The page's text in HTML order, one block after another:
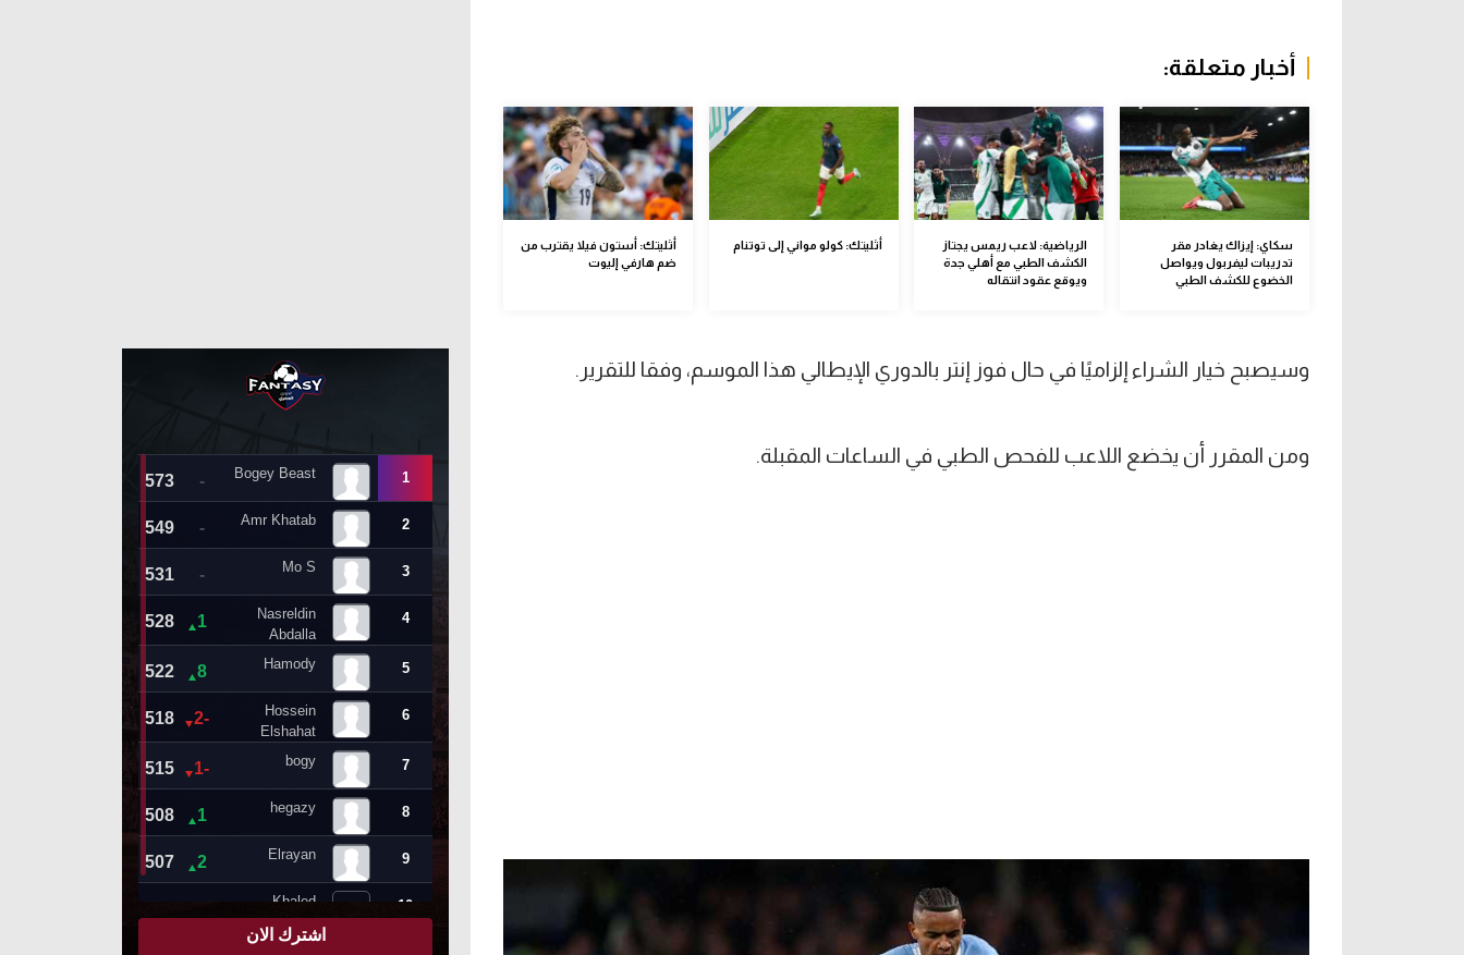
أخبار متعلقة:
سكاي: إيزاك يغادر مقر
تدريبات ليفربول ويواصل
الخضوع للكشف الطبي
الرياضية: لاعب ريمس يجتاز
الكشف الطبي مع أهلي جدة
ويوقع عقود انتقاله
أثليتك: كولو مواني إلى توتنام
أثليتك: أستون فيلا يقترب من
ضم هارفي إليوت
وسيصبح خيار الشراء إلزاميًا في حال فوز إنتر بالدوري الإيطالي هذا الموسم، وفقا للتقرير.
ومن المقرر أن يخضع اللاعب للفحص الطبي في الساعات المقبلة.